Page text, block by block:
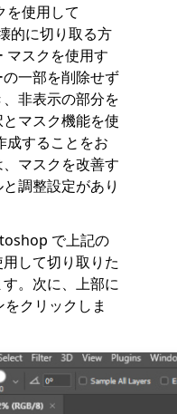
を使用して
的に切り取る方
マスクを使用す
一部を削除せず
非表示の部分を
マスク機能を使
成することをお
マスクを改善す
調整設定があり
で上記の
して切り取りた
。次に、上部に
クリックしま